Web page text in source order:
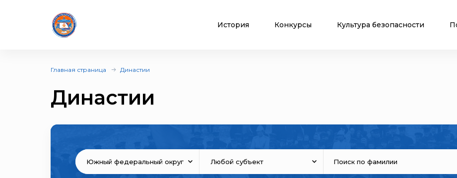
История Конкурсы Культура безопасности
Главная страница Династии
Династии
Южный федеральный округ Любой субъект